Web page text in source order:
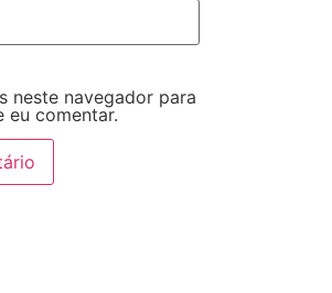
neste navegador para
eu comentar.